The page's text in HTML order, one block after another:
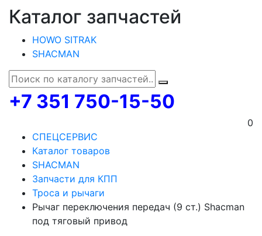
Каталог запчастей
HOWO SITRAK
SHACMAN
+7 351 750-15-50
0
СПЕЦСЕРВИС
Каталог товаров
SHACMAN
Запчасти для КПП
Троса и рычаги
Рычаг переключения передач (9 ст.) Shacman
под тяговый привод